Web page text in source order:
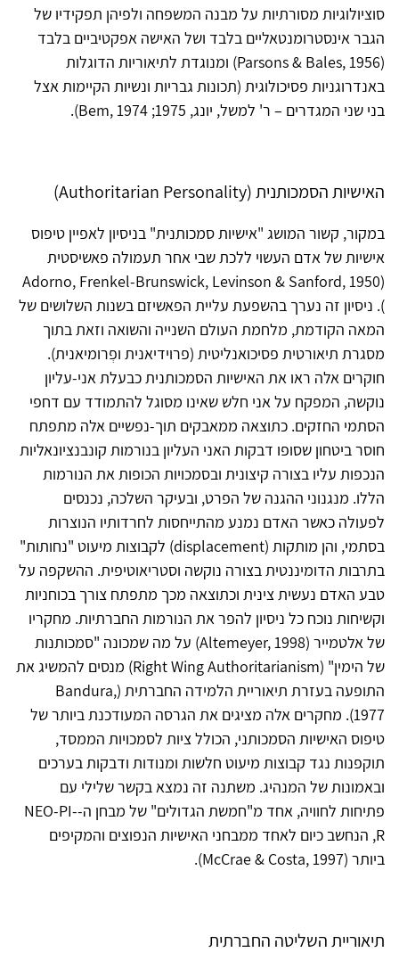
סוציולוגיות מסורתיות על מבנה המשפחה ולפיהן תפקידיו של
הגבר אינסטרומנטאליים בלבד ושל האישה אפקטיביים בלבד
(Parsons & Bales, 1956) ומנוגדת לתיאוריות הדוגלות
באנדרוגניות פסיכולוגית (תכונות גבריות ונשיות הקיימות אצל
בני שני המגדרים – ר' למשל, יונג, 1975; Bem, 1974).
האישיות הסמכותנית (Authoritarian Personality)
במקור, קשור המושג "אישיות סמכותנית" בניסיון לאפיין טיפוס
אישיות של אדם העשוי ללכת שבי אחר תעמולה פאשיסטית
(Adorno, Frenkel-Brunswick, Levinson & Sanford, 1950
). ניסיון זה נערך בהשפעת עליית הפאשיזם בשנות השלושים של
המאה הקודמת, מלחמת העולם השנייה והשואה וזאת בתוך
מסגרת תיאורטית פסיכואנליטית (פרוידיאנית ופְרומיאנית).
חוקרים אלה ראו את האישיות הסמכותנית כבעלת אני-עליון
נוקשה, המפקח על אני חלש שאינו מסוגל להתמודד עם דחפי
הסתמי החזקים. כתוצאה ממאבקים תוך-נפשיים אלה מתפתח
חוסר ביטחון שסופו דבקות האני העליון בנורמות קונבנציונאליות
הנכפות עליו בצורה קיצונית ובסמכויות הכופות את הנורמות
הללו. מנגנוני ההגנה של הפרט, ובעיקר השלכה, נכנסים
לפעולה כאשר האדם נמנע מהתייחסות לחרדותיו הנוצרות
בסתמי, והן מותקות (displacement) לקבוצות מיעוט "נחותות"
בתרבות הדומיננטית בצורה נוקשה וסטריאוטיפית. ההשקפה על
טבע האדם נעשית צינית וכתוצאה מכך מתפתח צורך בכוחניות
וקשיחות נוכח כל ניסיון להפר את הנורמות החברתיות. מחקריו
של אלטמייר (Altemeyer, 1998) על מה שמכונה "סמכותנות
של הימין" (Right Wing Authoritarianism) מנסים להמשיג את
התופעה בעזרת תיאוריית הלמידה החברתית (Bandura,
1977). מחקרים אלה מציגים את הגרסה המעודכנת ביותר של
טיפוס האישיות הסמכותני, הכולל ציות לסמכויות הממסד,
תוקפנות נגד קבוצות מיעוט חלשות ומנודות ודבקות בערכים
ובאמונות של המנהיג. משתנה זה נמצא בקשר שלילי עם
פתיחות לחוויה, אחד מ"חמשת הגדולים" של מבחן ה-NEO-PI-
R, הנחשב כיום לאחד ממבחני האישיות הנפוצים והמקיפים
ביותר (McCrae & Costa, 1997).
תיאוריית השליטה החברתית